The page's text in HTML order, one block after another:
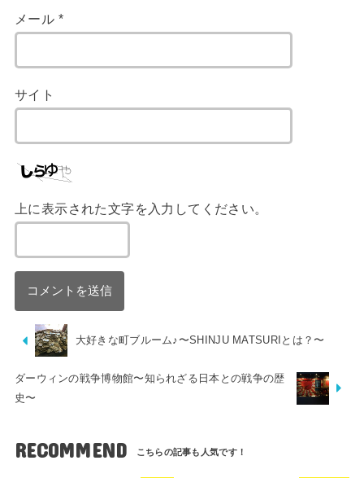
メール *
サイト
上に表示された文字を入力してください。
大好きな町ブルーム♪〜SHINJU MATSURIとは？〜
ダーウィンの戦争博物館〜知られざる日本との戦争の歴
史〜
RECOMMEND